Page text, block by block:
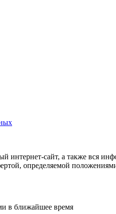
интернет-сайт, а также вся
определяемой
в ближайшее время